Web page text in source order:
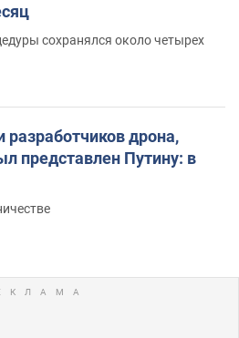
сохранялся около четырех
разработчиков дрона,
представлен Путину: в